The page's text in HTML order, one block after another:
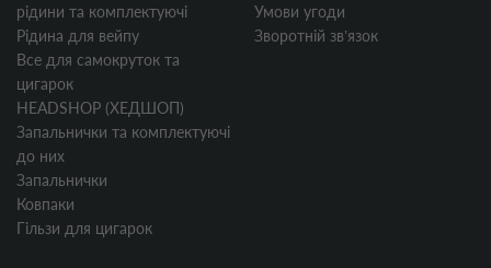
рідини та комплектуючі
Рідина для вейпу
Все для самокруток та
цигарок
HEADSHOP (ХЕДШОП)
Запальнички та комплектуючі
до них
Запальнички
Ковпаки
Гільзи для цигарок
Умови угоди
Зворотній звʼязок